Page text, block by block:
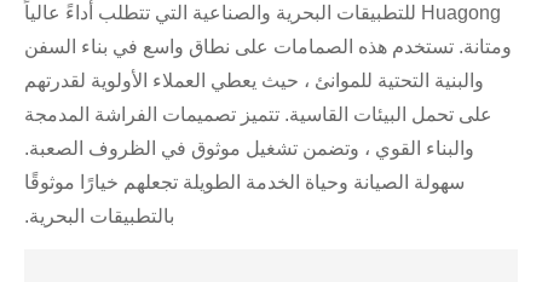
Huagong للتطبيقات البحرية والصناعية التي تتطلب أداءً عالياً
ومتانة. تستخدم هذه الصمامات على نطاق واسع في بناء السفن
والبنية التحتية للموانئ ، حيث يعطي العملاء الأولوية لقدرتهم
على تحمل البيئات القاسية. تتميز تصميمات الفراشة المدمجة
والبناء القوي ، وتضمن تشغيل موثوق في الظروف الصعبة.
سهولة الصيانة وحياة الخدمة الطويلة تجعلهم خيارًا موثوقًا
بالتطبيقات البحرية.